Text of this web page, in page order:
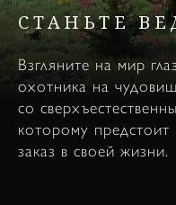
СТАНЬТЕ
Взгляните на мир
охотника на
со
которому
заказ в своей жизни.